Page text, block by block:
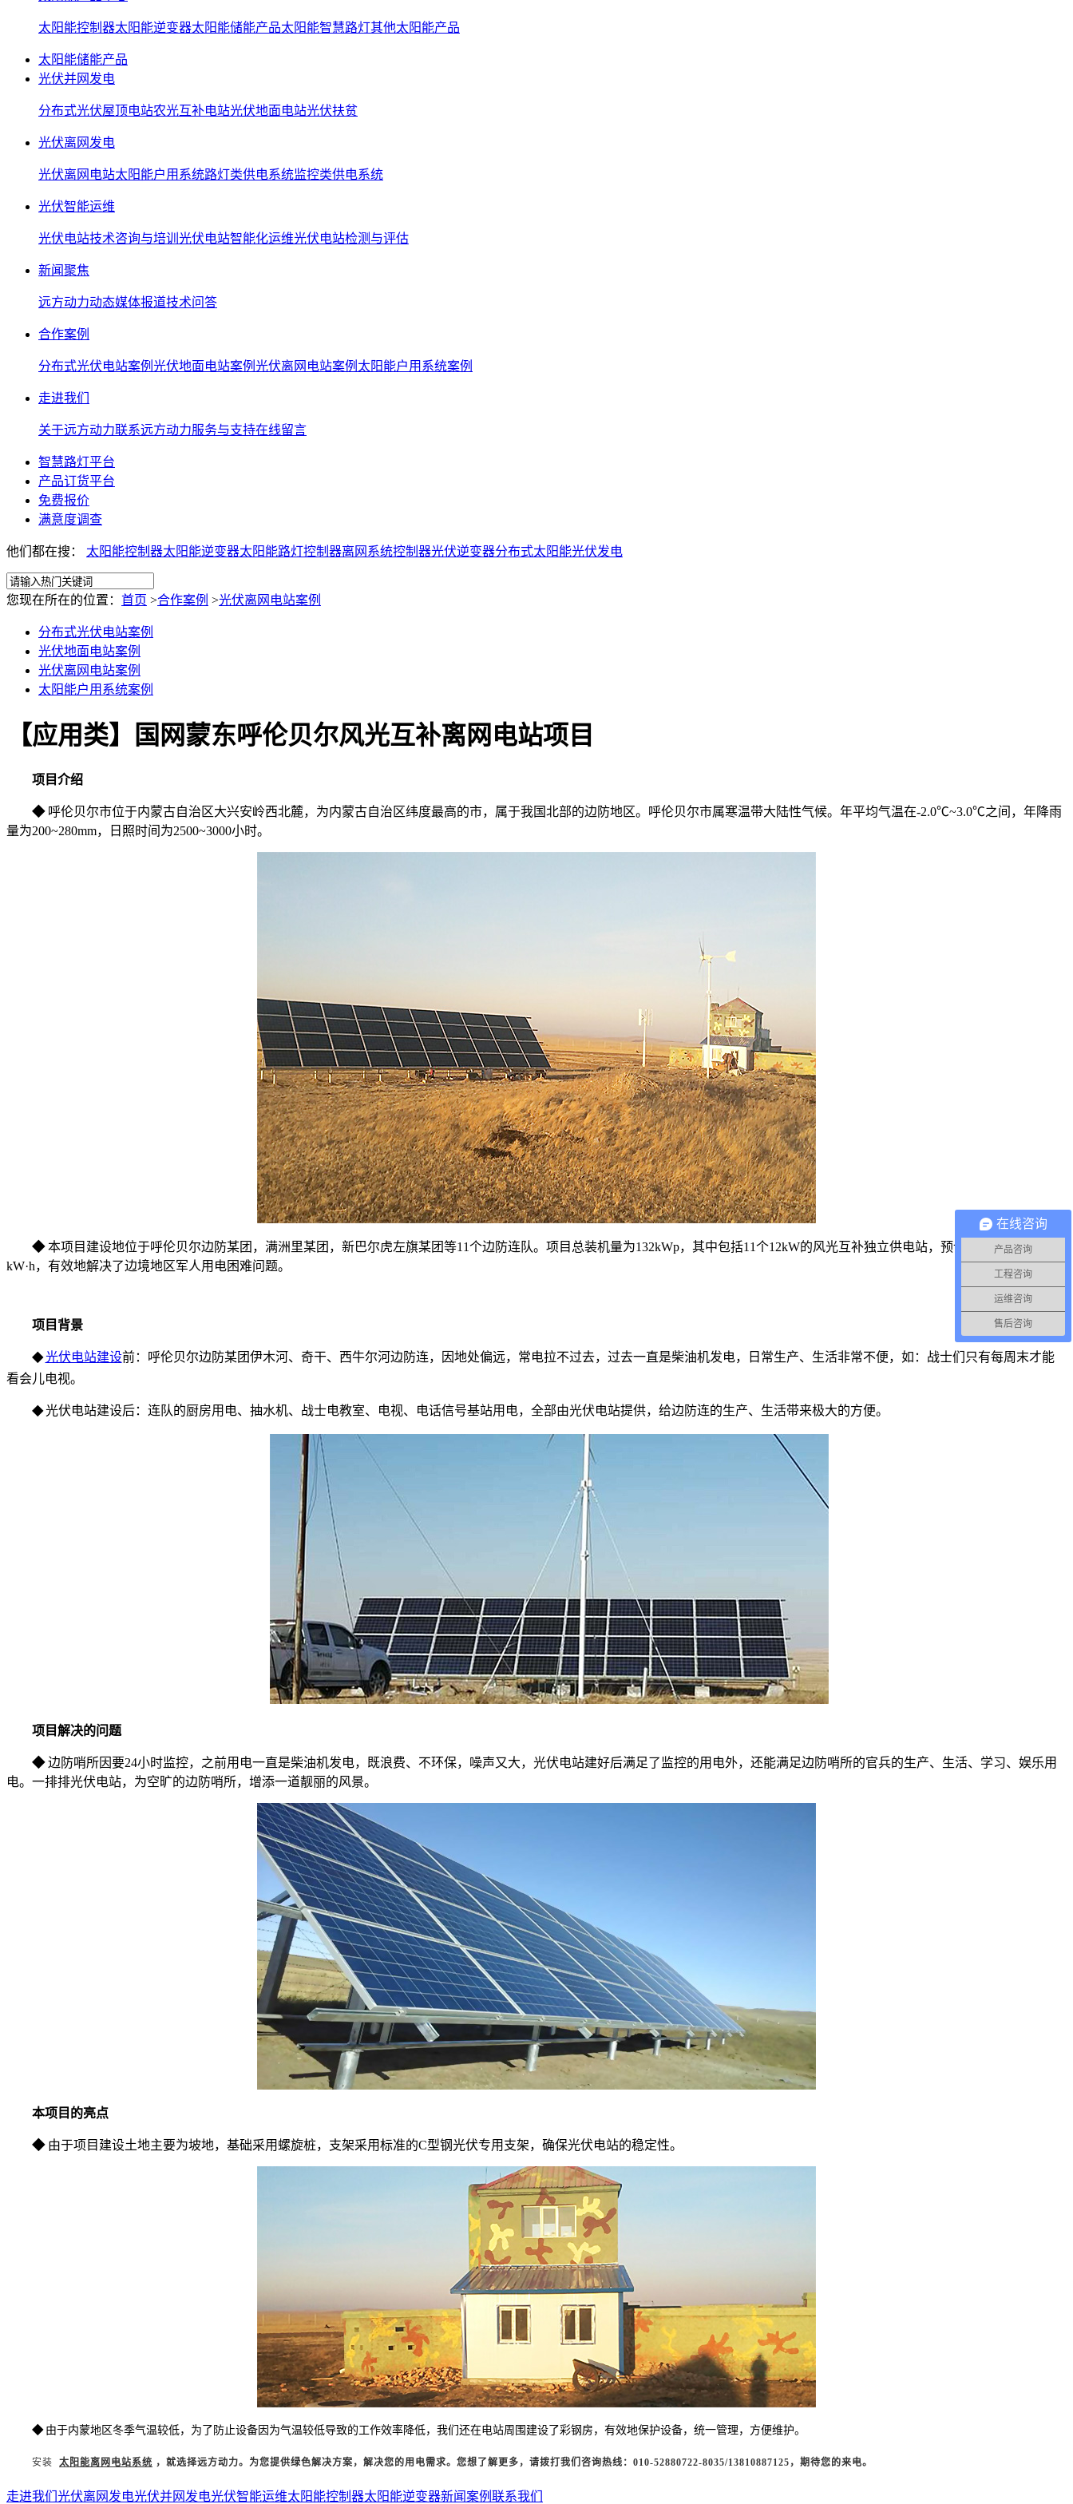
太阳能控制器太阳能逆变器太阳能储能产品太阳能智慧路灯其他太阳能产品
太阳能储能产品
光伏并网发电
分布式光伏屋顶电站农光互补电站光伏地面电站光伏扶贫
光伏离网发电
光伏离网电站太阳能户用系统路灯类供电系统监控类供电系统
光伏智能运维
光伏电站技术咨询与培训 光伏电站智能化运维光伏电站检测与评估
新闻聚焦
远方动力动态媒体报道技术问答
合作案例
分布式光伏电站案例 光伏地面电站案例 光伏离网电站案例 太阳能户用系统案例
走进我们
关于远方动力联系远方动力服务与支持在线留言
智慧路灯平台
产品订货平台
免费报价
满意度调查
他们都在搜： 太阳能控制器太阳能逆变器太阳能路灯控制器离网系统控制器光伏逆变器分布式太阳能光伏发电
您现在所在的位置： 首页 >合作案例 >光伏离网电站案例
分布式光伏电站案例
光伏地面电站案例
光伏离网电站案例
太阳能户用系统案例
【应用类】国网蒙东呼伦贝尔风光互补离网电站项目
项目介绍
◆ 呼伦贝尔市位于内蒙古自治区大兴安岭西北麓，为内蒙古自治区纬度最高的市，属于我国北部的边防地区。呼伦贝尔市属寒温带大陆性气候。年平均气温在-2.0℃~3.0℃之间，年降雨
量为200~280mm，日照时间为2500~3000小时。
◆本项目建设地位于呼伦贝尔边防某团，满洲里某团，新巴尔虎左旗某团等11个边防连队。项目总装机量为132kWp，其中包括11个12kW的风光互补独立供电站，预计年发电量为16.8万
kW·h，有效地解决了边境地区军人用电困难问题。
项目背景
◆光伏电站建设前：呼伦贝尔边防某团伊木河、奇干、西牛尔河边防连，因地处偏远，常电拉不过去，过去一直是柴油机发电，日常生产、生活非常不便，如：战士们只有每周末才能
看会儿电视。
◆光伏电站建设后：连队的厨房用电、抽水机、战士电教室、电视、电话信号基站用电，全部由光伏电站提供，给边防连的生产、生活带来极大的方便。
项目解决的问题
◆边防哨所因要24小时监控，之前用电一直是柴油机发电，既浪费、不环保，噪声又大，光伏电站建好后满足了监控的用电外，还能满足边防哨所的官兵的生产、生活、学习、娱乐用
电。一排排光伏电站，为空旷的边防哨所，增添一道靓丽的风景。
本项目的亮点
◆ 由于项目建设土地主要为坡地，基础采用螺旋桩，支架采用标准的C型钢光伏专用支架，确保光伏电站的稳定性。
◆ 由于内蒙地区冬季气温较低，为了防止设备因为气温较低导致的工作效率降低，我们还在电站周围建设了彩钢房，有效地保护设备，统一管理，方便维护。
安装 太阳能离网电站系统 ，就选择远方动力。为您提供绿色解决方案，解决您的用电需求。您想了解更多，请拨打我们咨询热线： 010-52880722-8035/13810887125 ，期待您的来电。
走进我们 光伏离网发电光伏并网发电光伏智能运维太阳能控制器太阳能逆变器新闻案例 联系我们
在线咨询
产品咨询
工程咨询
运维咨询
售后咨询